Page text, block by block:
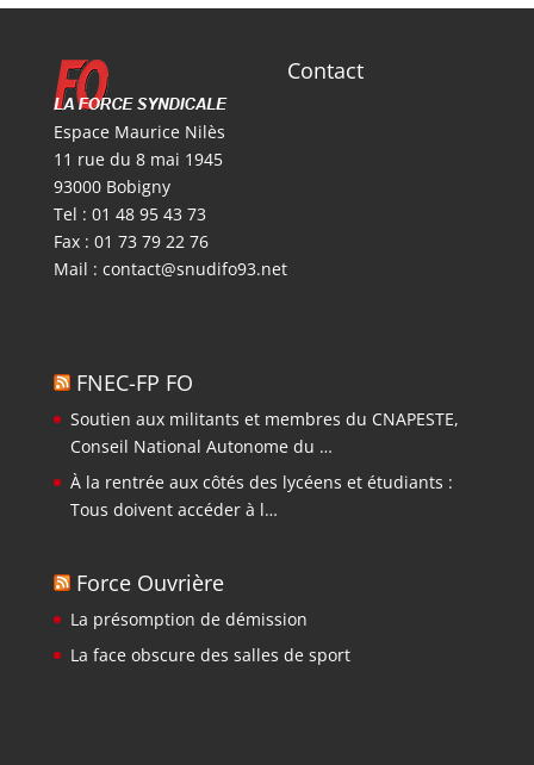
Espace Maurice Nilès
11 rue du 8 mai 1945
93000 Bobigny
Tel : 01 48 95 43 73
Fax : 01 73 79 22 76
Mail : contact@snudifo93.net
Contact
FNEC-FP FO
Soutien aux militants et membres du CNAPESTE,
Conseil National Autonome du …
À la rentrée aux côtés des lycéens et étudiants :
Tous doivent accéder à l…
Force Ouvrière
La présomption de démission
La face obscure des salles de sport